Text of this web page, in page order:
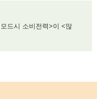
드시 소비전력>이 <많